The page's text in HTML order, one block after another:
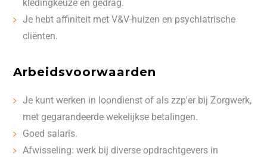
kledingkeuze en gedrag.
Je hebt affiniteit met V&V-huizen en psychiatrische
cliënten.
Arbeidsvoorwaarden
Je kunt werken in loondienst of als zzp'er bij Zorgwerk,
met gegarandeerde wekelijkse betalingen.
Goed salaris.
Afwisseling: werk bij diverse opdrachtgevers in